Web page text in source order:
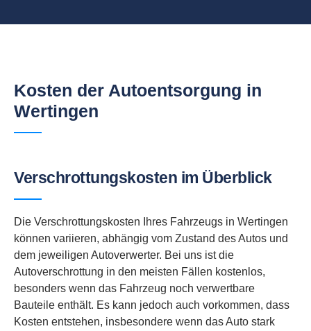
Kosten der Autoentsorgung in
Wertingen
Verschrottungskosten im Überblick
Die Verschrottungskosten Ihres Fahrzeugs in Wertingen
können variieren, abhängig vom Zustand des Autos und
dem jeweiligen Autoverwerter. Bei uns ist die
Autoverschrottung in den meisten Fällen kostenlos,
besonders wenn das Fahrzeug noch verwertbare
Bauteile enthält. Es kann jedoch auch vorkommen, dass
Kosten entstehen, insbesondere wenn das Auto stark